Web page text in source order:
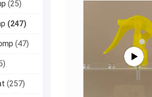
(25)
(247)
(47)
(257)